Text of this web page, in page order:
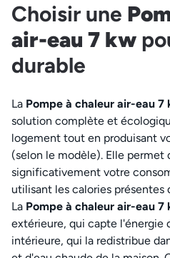
Choisir une
air-eau 7 kw
durable
La Pompe à chaleur air-eau 7
solution complète et
logement tout en produisant
(selon le modèle). Elle permet
significativement votre
utilisant les calories présentes
La Pompe à chaleur air-eau 7
extérieure, qui capte l'énergie
intérieure, qui la redistribue